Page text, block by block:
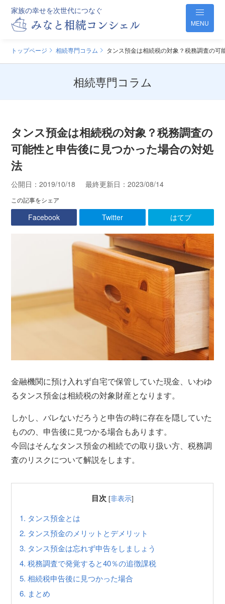
家族の幸せを次世代につなぐ
MENU
トップページ 相続専門コラム タンス預金は相続税の対象？税務調査の
相続専門コラム
タンス預金は相続税の対象？税務調査の
可能性と申告後に見つかった場合の対処
法
公開日：2019/10/18 最終更新日：2023/08/14
この記事をシェア
Facebook Twitter はてブ
金融機関に預け入れず自宅で保管していた現金、いわゆ
るタンス預金は相続税の対象財産となります。
しかし、バレないだろうと申告の時に存在を隠していた
ものの、申告後に見つかる場合もあります。
今回はそんなタンス預金の相続での取り扱い方、税務調
査のリスクについて解説をします。
目次 [非表示]
1. タンス預金とは
2. タンス預金のメリットとデメリット
3. タンス預金は忘れず申告をしましょう
4. 税務調査で発覚すると40％の追徴課税
5. 相続税申告後に見つかった場合
6. まとめ